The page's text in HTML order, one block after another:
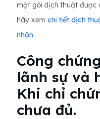
một gói dịch thuật được
hãy xem chi tiết dịch
nhận.
Công
lãnh sự và
Khi chỉ
chưa đủ.